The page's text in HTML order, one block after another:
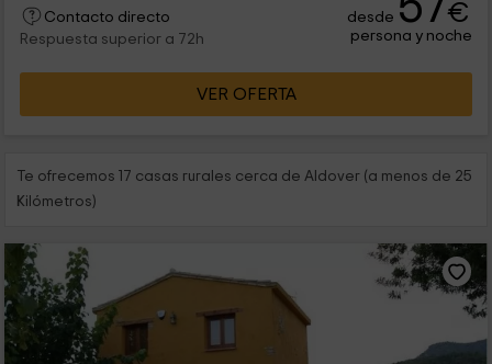
Contacto directo
Respuesta superior a 72h
desde €
persona y noche
VER OFERTA
Te ofrecemos 17 casas rurales cerca de Aldover (a menos de 25
Kilómetros)